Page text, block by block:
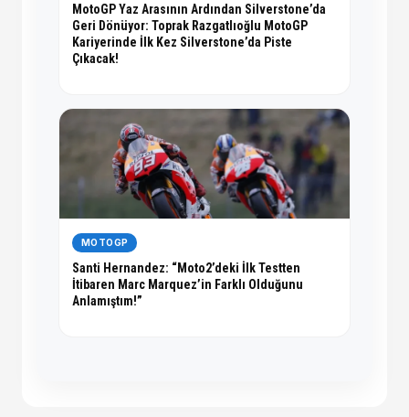
MotoGP Yaz Arasının Ardından Silverstone’da
Geri Dönüyor: Toprak Razgatlıoğlu MotoGP
Kariyerinde İlk Kez Silverstone’da Piste
Çıkacak!
MOTOGP
Santi Hernandez: “Moto2’deki İlk Testten
İtibaren Marc Marquez’in Farklı Olduğunu
Anlamıştım!”